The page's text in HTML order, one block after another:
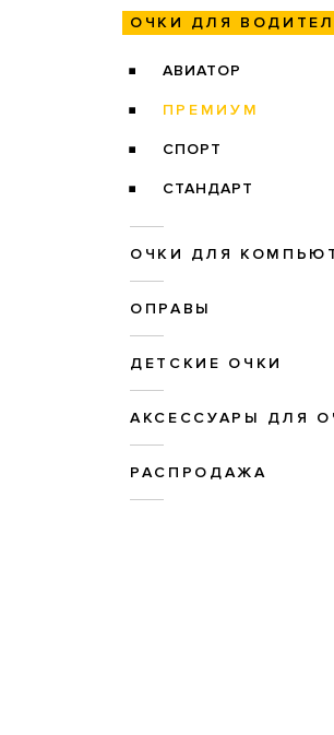
ОЧКИ ДЛЯ
АВИАТОР
ПРЕМИУМ
СПОРТ
СТАНДАРТ
ОЧКИ ДЛЯ
ОПРАВЫ
ДЕТСКИЕ ОЧКИ
АКСЕССУАРЫ ДЛЯ
РАСПРОДАЖА